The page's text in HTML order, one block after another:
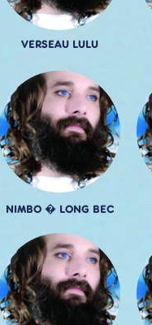
VERSEAU LULU
NIMBO � LONG BEC